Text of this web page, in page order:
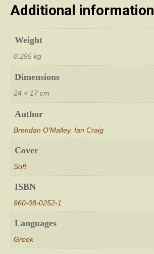
Additional information
Weight
0.295 kg
Dimensions
24 × 17 cm
Author
Brendan O'Malley, Ian Craig
Cover
Soft
ISBN
960-08-0252-1
Languages
Greek